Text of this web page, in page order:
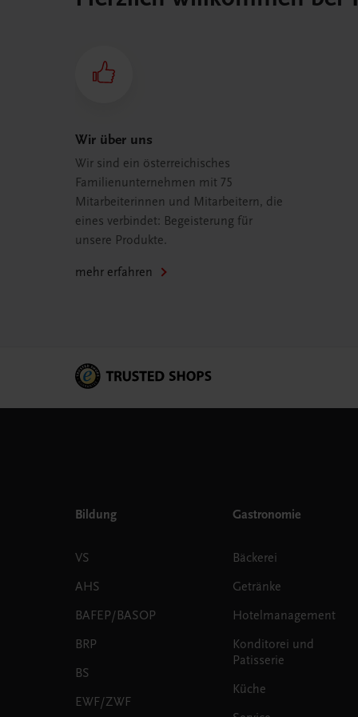
Wir über uns
Wir sind ein österreichisches
Familienunternehmen mit 75
Mitarbeiterinnen und Mitarbeitern, die
eines verbindet: Begeisterung für
unsere Produkte.
mehr erfahren
Bildung
VS
AHS
BAFEP/BASOP
BRP
BS
EWF/ZWF
Gastronomie
Bäckerei
Getränke
Hotelmanagement
Konditorei und
Patisserie
Küche